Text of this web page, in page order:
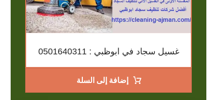
غسيل سجاد في ابوظبي : 0501640311
إضافة إلى السلة